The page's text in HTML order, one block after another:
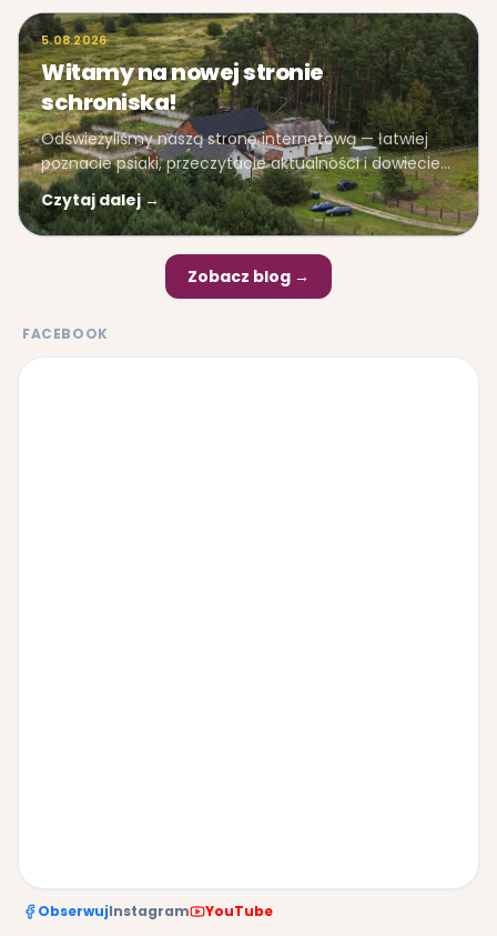
5.08.2026
Witamy na nowej stronie
schroniska!
Odświeżyliśmy naszą stronę internetową — łatwiej
poznacie psiaki, przeczytacie aktualności i dowiecie
się, jak pomóc.
Czytaj dalej →
Zobacz blog →
FACEBOOK
ObserwujInstagram YouTube